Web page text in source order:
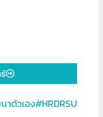
ตัวเอง#HRDRSU